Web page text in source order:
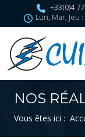
+33(0)4
Lun, Mar, Jeu
NOS
Vous êtes ici :